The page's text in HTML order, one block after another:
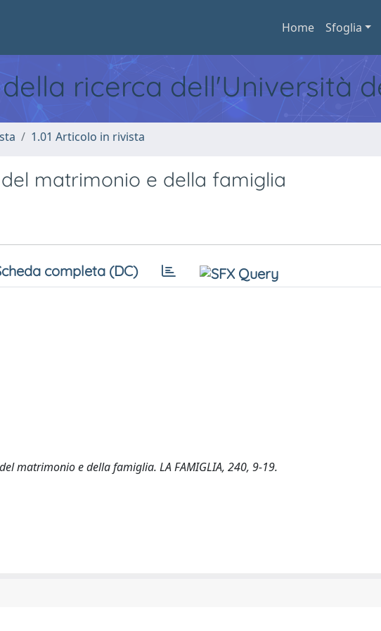
Home Sfoglia
ricerca dell'Università
1.01 Articolo in rivista
matrimonio e della famiglia
completa (DC)
matrimonio e della famiglia. LA FAMIGLIA, 240, 9-19.